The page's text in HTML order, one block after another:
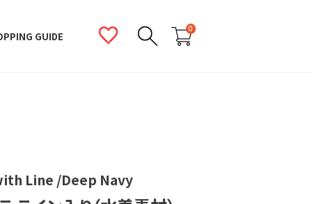
GUIDE
0
Line /Deep Navy